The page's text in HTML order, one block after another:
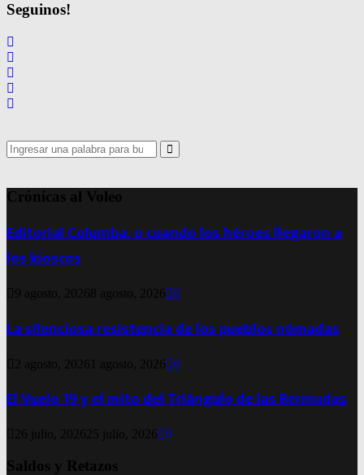
Seguinos!
Search
for:
Search
Crónicas al Voleo
Editorial Columba, o cuando los héroes llegaron a
los kioscos
9 agosto, 20268 agosto, 2026 0
La silenciosa resistencia de los pueblos nómadas
2 agosto, 2026 1 agosto, 2026 0
El Vuelo 19 y el mito del Triángulo de las Bermudas
26 julio, 2026 25 julio, 2026 0
Saldos y Retazos